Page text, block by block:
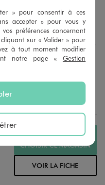
cadeaux GÉMO d’un
150€. Les cartes cadeau
en plusieurs fois, pour
Offrez vos cartes cadeau
toutes les occasions.
MAGASIN CHOISI
CHOISIR CE MAGASIN
VOIR LA FICHE
» pour consentir à ces
accepter » pour vous y
vos préférences concernant
sur « Valider » pour
à tout moment modifier
notre page « Gestion